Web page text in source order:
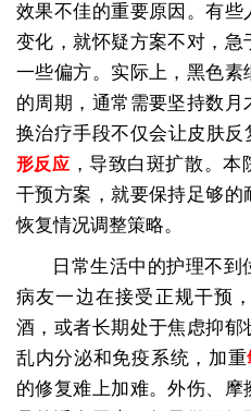
效果不佳的重要原因。有些
变化，就怀疑方案不对，
一些偏方。实际上，黑色素
的周期，通常需要坚持数月
换治疗手段不仅会让皮肤
形反应 ，导致白斑扩散。
干预方案，就要保持足够
恢复情况调整策略。
日常生活中的护理不
病友一边在接受正规干预
酒，或者长期处于焦虑抑
乱内分泌和免疫系统，加重
的修复难上加难。外伤、